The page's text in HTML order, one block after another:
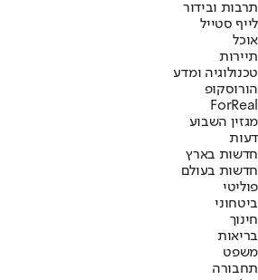
תרבות ובידור
לייף סטייל
אוכל
תיירות
טכנולוגיה ומדע
הורוסקופ
ForReal
מגזין השבוע
דעות
חדשות בארץ
חדשות בעולם
פוליטי
ביטחוני
חינוך
בריאות
משפט
תחבורה